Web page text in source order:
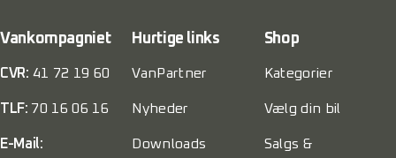
Vankompagniet
CVR: 41 72 19 60
TLF: 70 16 06 16
E-Mail:
Hurtige links
VanPartner
Nyheder
Downloads
Shop
Kategorier
Vælg din bil
Salgs &